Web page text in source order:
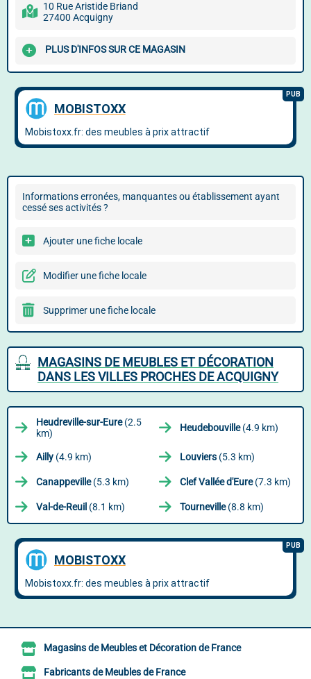
10 Rue Aristide Briand
27400 Acquigny
PLUS D'INFOS SUR CE MAGASIN
Informations erronées, manquantes ou établissement ayant
cessé ses activités ?
Ajouter une fiche locale
Modifier une fiche locale
Supprimer une fiche locale
MAGASINS DE MEUBLES ET DÉCORATION
DANS LES VILLES PROCHES DE ACQUIGNY
Heudreville-sur-Eure(2.5
km)
Heudebouville(4.9 km)
Ailly (4.9 km) Louviers (5.3 km)
Canappeville(5.3 km) Clef Vallée d'Eure(7.3 km)
Val-de-Reuil (8.1 km) Tourneville(8.8 km)
Magasins de Meubles et Décoration de France
Fabricants de Meubles de France